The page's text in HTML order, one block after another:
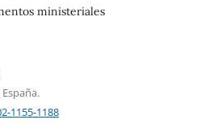
ministeriales
1155-1188